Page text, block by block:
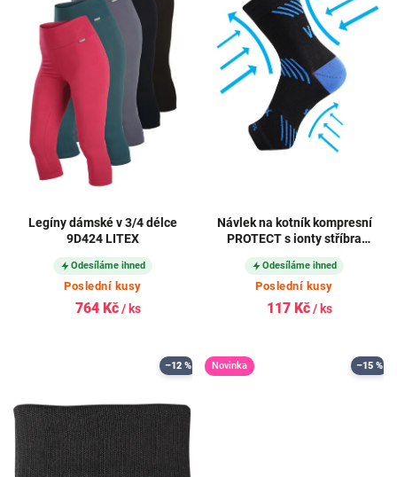
Legíny dámské v 3/4 délce
9D424 LITEX
Odesíláme ihned
Poslední kusy
764 Kč/ ks
Návlek na kotník kompresní
PROTECT s ionty stříbra
ČERNÝ
Odesíláme ihned
Poslední kusy
117 Kč/ ks
–12 % Novinka –15 %